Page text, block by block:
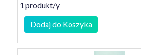
1 produkt/y
Dodaj do Koszyka